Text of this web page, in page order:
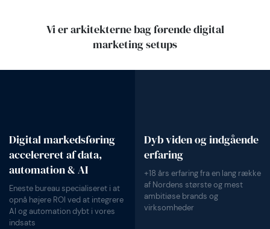
Vi er arkitekterne bag førende digital
marketing setups
Digital markedsføring
accelereret af data,
automation & AI
Eneste bureau specialiseret i at
opnå højere ROI ved at integrere
AI og automation dybt i vores
indsats
Dyb viden og indgående
erfaring
+18 års erfaring fra en lang række
af Nordens største og mest
ambitiøse brands og
virksomheder